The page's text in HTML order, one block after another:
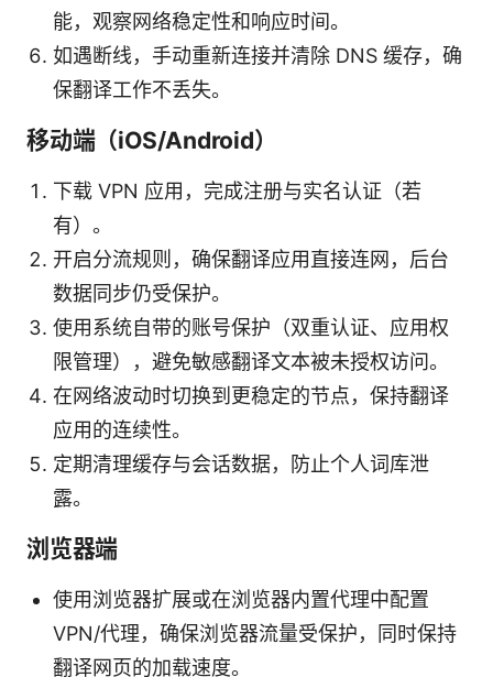
能，观察网络稳定性和响应时间。
如遇断线，手动重新连接并清除 DNS 缓存，确
保翻译工作不丢失。
移动端（iOS/Android）
下载 VPN 应用，完成注册与实名认证（若
有）。
开启分流规则，确保翻译应用直接连网，后台
数据同步仍受保护。
使用系统自带的账号保护（双重认证、应用权
限管理），避免敏感翻译文本被未授权访问。
在网络波动时切换到更稳定的节点，保持翻译
应用的连续性。
定期清理缓存与会话数据，防止个人词库泄
露。
浏览器端
使用浏览器扩展或在浏览器内置代理中配置
VPN/代理，确保浏览器流量受保护，同时保持
翻译网页的加载速度。